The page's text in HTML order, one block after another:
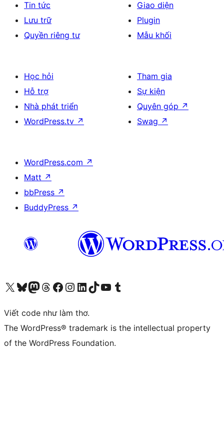
Tin tức
Lưu trữ
Quyền riêng tư
Giao diện
Plugin
Mẫu khối
Học hỏi
Hỗ trợ
Nhà phát triển
WordPress.tv ↗
Tham gia
Sự kiện
Quyên góp ↗
Swag ↗
WordPress.com ↗
Matt ↗
bbPress ↗
BuddyPress ↗
Truy cập tài khoản X (trước đây là Twitter) của chúng tôiVisit our Bluesky account
Visit our Mastodon account
Visit our Threads account
Xem trang Facebook của chúng tôiTruy cập tài khoản Instagram của chúng tôiTruy cập tài khoản LinkedIn của chúng tôiVisit our TikTok account
Truy cập kênh YouTube của chúng tôi Visit our Tumblr account
Viết code như làm thơ.
The WordPress® trademark is the intellectual property
of the WordPress Foundation.